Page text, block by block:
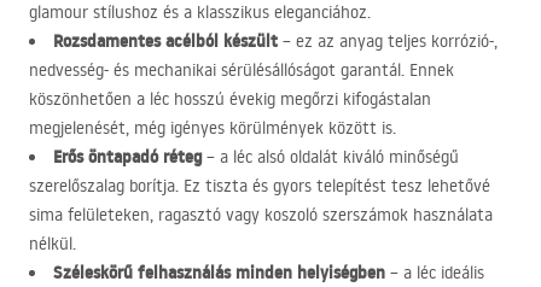
glamour stílushoz és a klasszikus eleganciához.
Rozsdamentes acélból készült – ez az anyag teljes korrózió-,
nedvesség- és mechanikai sérülésállóságot garantál. Ennek
köszönhetően a léc hosszú évekig megőrzi kifogástalan
megjelenését, még igényes körülmények között is.
Erős öntapadó réteg– a léc alsó oldalát kiváló minőségű
szerelőszalag borítja. Ez tiszta és gyors telepítést tesz lehetővé
sima felületeken, ragasztó vagy koszoló szerszámok használata
nélkül.
Széleskörű felhasználás minden helyiségben – a léc ideális